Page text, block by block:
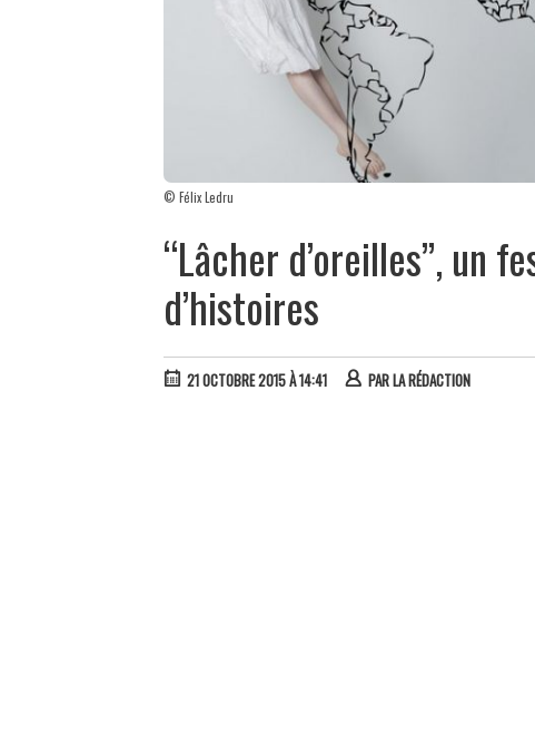
© Félix Ledru
“Lâcher d’oreilles”, un
d’histoires
21 OCTOBRE 2015 À 14:41 PARLA RÉDACTION